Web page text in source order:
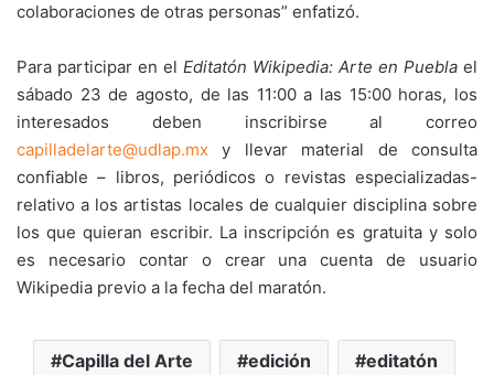
colaboraciones de otras personas” enfatizó.
Para participar en el Editatón Wikipedia: Arte en Puebla el
sábado 23 de agosto, de las 11:00 a las 15:00 horas, los
interesados deben inscribirse al correo
capilladelarte@udlap.mx y llevar material de consulta
confiable – libros, periódicos o revistas especializadas-
relativo a los artistas locales de cualquier disciplina sobre
los que quieran escribir. La inscripción es gratuita y solo
es necesario contar o crear una cuenta de usuario
Wikipedia previo a la fecha del maratón.
Capilla del Arte edición editatón